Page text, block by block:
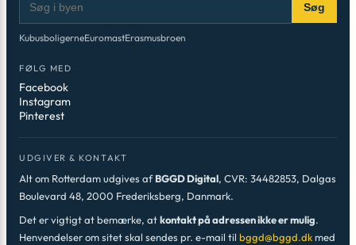
Søg
KubusboligerneEuromastErasmusbroen
FØLG MED
Facebook
Instagram
Pinterest
UDGIVER & KONTAKT
Alt om Rotterdam udgives afBGGD Digital, CVR: 34482853, Dalgas
Boulevard 48, 2000 Frederiksberg, Danmark.
Det er vigtigt at bemærke, atkontakt på adressen ikke er mulig.
Henvendelser om sitet skal sendes pr. e-mail til bggd@bggd.dkmed